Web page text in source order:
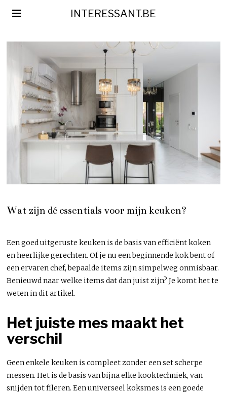
INTERESSANT.BE
Wat zijn dé essentials voor mijn keuken?
Een goed uitgeruste keuken is de basis van efficiënt koken
en heerlijke gerechten. Of je nu een beginnende kok bent of
een ervaren chef, bepaalde items zijn simpelweg onmisbaar.
Benieuwd naar welke items dat dan juist zijn? Je komt het te
weten in dit artikel.
Het juiste mes maakt het
verschil
Geen enkele keuken is compleet zonder een set scherpe
messen. Het is de basis van bijna elke kooktechniek, van
snijden tot fileren. Een universeel koksmes is een goede